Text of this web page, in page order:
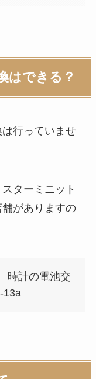
はできる？
行っていませ
ターミニット
がありますの
時計の電池交
13a